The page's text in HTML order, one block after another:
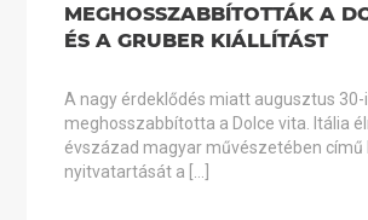
MEGHOSSZABBÍTOTTÁK A
ÉS A GRUBER KIÁLLÍTÁST
A nagy érdeklődés miatt augusztus 30-
meghosszabbította a Dolce vita. Itália
évszázad magyar művészetében című
nyitvatartását a […]